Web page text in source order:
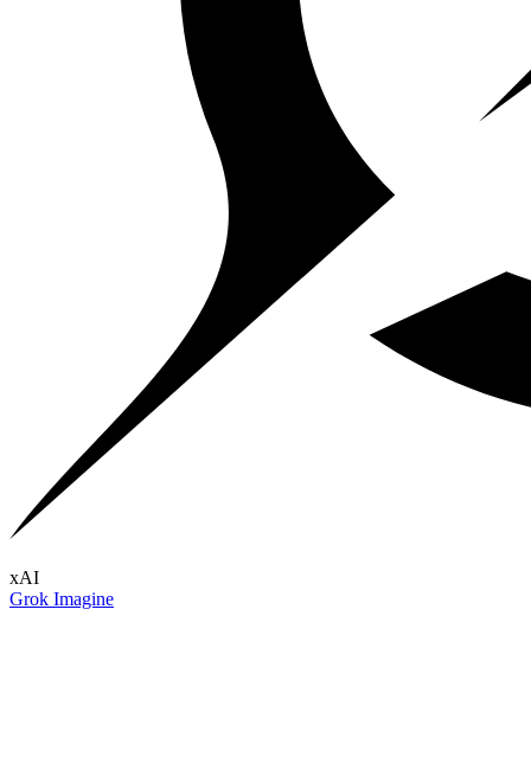
xAI
Grok Imagine